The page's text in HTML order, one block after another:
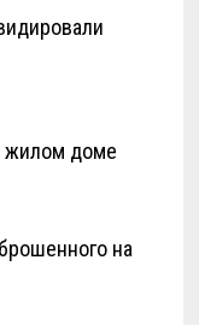
жилом доме
на